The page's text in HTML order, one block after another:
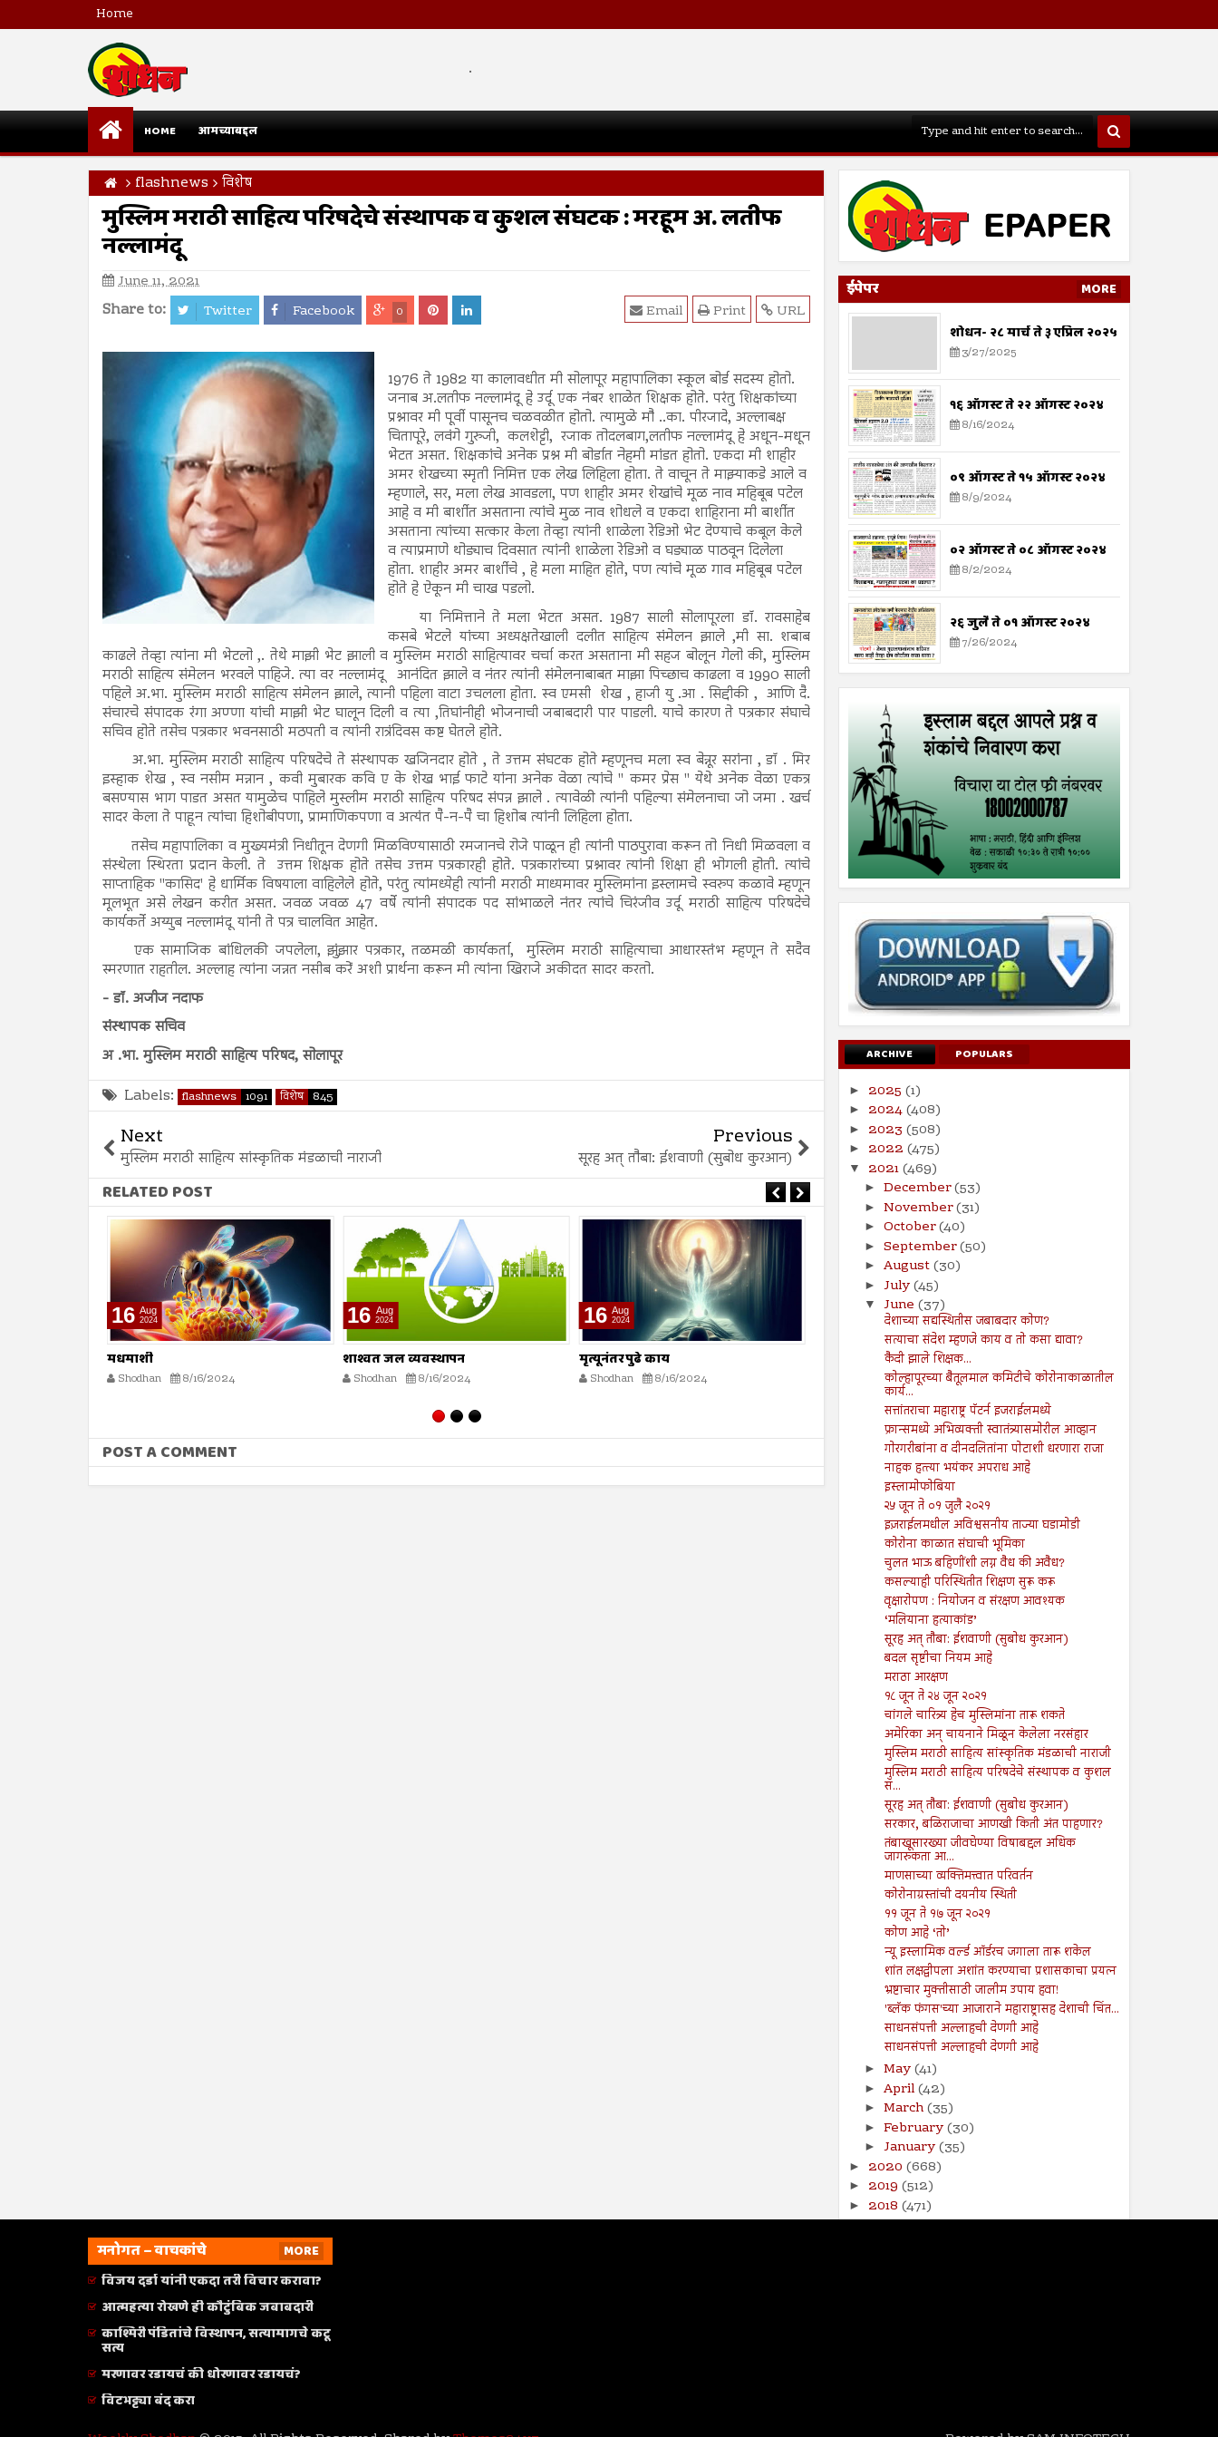
Home
.
HOME आमच्याबद्दल
flashnews विशेष
मुस्लिम मराठी साहित्य परिषदेचे संस्थापक व कुशल संघटक : मरहूम अ. लतीफ
नल्लामंदू
June 11, 2021
Share to: Twitter Facebook 0 URL
Print
Email
1976 ते 1982 या कालावधीत मी सोलापूर महापालिका स्कूल बोर्ड सदस्य होतो.
जनाब अ.लतीफ नल्लामंदू हे उर्दू एक नंबर शाळेत शिक्षक होते. परंतु शिक्षकांच्या
प्रश्नावर मी पूर्वी पासूनच चळवळीत होतो. त्यामुळे मौ ..का. पीरजादे, अल्लाबक्ष
चितापूरे, लवंगे गुरुजी, कलशेट्टी, रजाक तोदलबाग,लतीफ नल्लामंदू हे अधून-मधून
भेटत असत. शिक्षकांचे अनेक प्रश्न मी बोर्डात नेहमी मांडत होतो. एकदा मी शाहीर
अमर शेखच्या स्मृती निमित्त एक लेख लिहिला होता. ते वाचून ते माझ्याकडे आले व
म्हणाले, सर, मला लेख आवडला, पण शाहीर अमर शेखांचे मूळ नाव महिबूब पटेल
आहे व मी बार्शीत असताना त्यांचे मुळ नाव शोधले व एकदा शाहिराना मी बार्शीत
असताना त्यांच्या सत्कार केला तेव्हा त्यांनी शाळेला रेडिओ भेट देण्याचे कबूल केले
व त्याप्रमाणे थोड्याच दिवसात त्यांनी शाळेला रेडिओ व घड्याळ पाठवून दिलेला
होता. शाहीर अमर बार्शीचे , हे मला माहित होते, पण त्यांचे मूळ गाव महिबूब पटेल
होते हे ऐकून मी चाख पडलो.
या निमित्ताने ते मला भेटत असत. 1987 साली सोलापूरला डॉ. रावसाहेब
कसबे भेटले यांच्या अध्यक्षतेखाली दलीत साहित्य संमेलन झाले ,मी सा. शबाब
काढले तेव्हा त्यांना मी भेटलो ,. तेथे माझी भेट झाली व मुस्लिम मराठी साहित्यावर चर्चा करत असताना मी सहज बोलून गेलो की, मुस्लिम
मराठी साहित्य संमेलन भरवले पाहिजे. त्या वर नल्लामंदू आनंदित झाले व नंतर त्यांनी संमेलनाबाबत माझा पिच्छाच काढला व 1990 साली
पहिले अ.भा. मुस्लिम मराठी साहित्य संमेलन झाले, त्यानी पहिला वाटा उचलला होता. स्व एमसी शेख , हाजी यु .आ . सिद्दीकी , आणि दै.
संचारचे संपादक रंगा अण्णा यांची माझी भेट घालून दिली व त्या ,तिघांनीही भोजनाची जबाबदारी पार पाडली. याचे कारण ते पत्रकार संघाचे
सचिव होते तसेच पत्रकार भवनसाठी मठपती व त्यांनी रात्रंदिवस कष्ट घेतले होते.
अ.भा. मुस्लिम मराठी साहित्य परिषदेचे ते संस्थापक खजिनदार होते , ते उत्तम संघटक होते म्हणूनच मला स्व बेन्नूर सरांना , डॉ . मिर
इस्हाक शेख , स्व नसीम मन्नान , कवी मुबारक कवि ए के शेख भाई फाटे यांना अनेक वेळा त्यांचे " कमर प्रेस " येथे अनेक वेळा एकत्र
बसण्यास भाग पाडत असत यामुळेच पाहिले मुस्लीम मराठी साहित्य परिषद संपन्न झाले . त्यावेळी त्यांनी पहिल्या संमेलनाचा जो जमा . खर्च
सादर केला ते पाहून त्यांचा हिशोबीपणा, प्रामाणिकपणा व अत्यंत पै-न-पै चा हिशोब त्यांनी लिहिला होता.
तसेच महापालिका व मुख्यमंत्री निधीतून देणगी मिळविण्यासाठी रमजानचे रोजे पाळून ही त्यांनी पाठपुरावा करून तो निधी मिळवला व
संस्थेला स्थिरता प्रदान केली. ते उत्तम शिक्षक होते तसेच उत्तम पत्रकारही होते. पत्रकारांच्या प्रश्नावर त्यांनी शिक्षा ही भोगली होती. त्यांचे
साप्ताहिक "कासिद' हे धार्मिक विषयाला वाहिलेले होते, परंतु त्यांमध्येही त्यांनी मराठी माध्यमावर मुस्लिमांना इस्लामचे स्वरुप कळावे म्हणून
मूलभूत असे लेखन करीत असत. जवळ जवळ 47 वर्षे त्यांनी संपादक पद सांभाळले नंतर त्यांचे चिरंजीव उर्दू मराठी साहित्य परिषदेचे
कार्यकर्ते अय्युब नल्लामंदू यांनी ते पत्र चालवित आहेत.
एक सामाजिक बांधिलकी जपलेला, झुंझार पत्रकार, तळमळी कार्यकर्ता, मुस्लिम मराठी साहित्याचा आधारस्तंभ म्हणून ते सदैव
स्मरणात राहतील. अल्लाह त्यांना जन्नत नसीब करें अशी प्रार्थना करून मी त्यांना खिराजे अकीदत सादर करतो.
- डॉ. अजीज नदाफ
संस्थापक सचिव
अ .भा. मुस्लिम मराठी साहित्य परिषद, सोलापूर
Labels: flashnews 1091 विशेष 845
Next
मुस्लिम मराठी साहित्य सांस्कृतिक मंडळाची नाराजी
Previous
सूरह अत् तौबा: ईशवाणी (सुबोध कुरआन)
RELATED POST
16 Aug
2024
मधमाशी
Shodhan 8/16/2024
16 Aug
2024
शाश्वत जल व्यवस्थापन
Shodhan 8/16/2024
16 Aug
2024
मृत्यूनंतर पुढे काय
Shodhan 8/16/2024
भारतीय लोकशाहीचे भवितव्य काय?
8/16/2024 नैतिकतेची तोडफोड, निव्वळ
राजकारणामुळे जनसेवेचा
POST A COMMENT
ईपेपर MORE
शोधन- २८ मार्च ते ३ एप्रिल २०२५
3/27/2025
१६ ऑगस्ट ते २२ ऑगस्ट २०२४
8/16/2024
०९ ऑगस्ट ते १५ ऑगस्ट २०२४
8/9/2024
०२ ऑगस्ट ते ०८ ऑगस्ट २०२४
8/2/2024
२६ जुलै ते ०१ ऑगस्ट २०२४
7/26/2024
ARCHIVE POPULARS
► 2025 (1)
► 2024(408)
► 2023 (508)
► 2022 (475)
▼ 2021(469)
► December(53)
► November(31)
► October(40)
► September(50)
► August(30)
► July(45)
▼ June (37)
देशाच्या सद्यस्थितीस जबाबदार कोण?
सत्याचा संदेश म्हणजे काय व तो कसा द्यावा?
कैदी झाले शिक्षक...
कोल्हापूरच्या बैतूलमाल कमिटीचे कोरोनाकाळातील
कार्य...
सत्तांतराचा महाराष्ट्र पॅटर्न इजराईलमध्ये
फ्रान्समध्ये अभिव्यक्ती स्वातंत्र्यासमोरील आव्हान
गोरगरीबांना व दीनदलितांना पोटाशी धरणारा राजा
नाहक हत्त्या भयंकर अपराध आहे
इस्लामोफोबिया
२५ जून ते ०१ जुलै २०२१
इज़राईलमधील अविश्वसनीय ताज्या घडामोडी
कोरोना काळात संघाची भूमिका
चुलत भाऊ बहिणींशी लग्न वैध की अवैध?
कसल्याही परिस्थितीत शिक्षण सुरू करू
वृक्षारोपण : नियोजन व संरक्षण आवश्यक
‘मलियाना हत्याकांड’
सूरह अत् तौबा: ईशवाणी (सुबोध कुरआन)
बदल सृष्टीचा नियम आहे
मराठा आरक्षण
१८ जून ते २४ जून २०२१
चांगले चारित्र्य हेच मुस्लिमांना तारू शकते
अमेरिका अन् चायनाने मिळून केलेला नरसंहार
मुस्लिम मराठी साहित्य सांस्कृतिक मंडळाची नाराजी
मुस्लिम मराठी साहित्य परिषदेचे संस्थापक व कुशल
स...
सूरह अत् तौबा: ईशवाणी (सुबोध कुरआन)
सरकार, बळिराजाचा आणखी किती अंत पाहणार?
तंबाखूसारख्या जीवघेण्या विषाबद्दल अधिक
जागरुकता आ...
माणसाच्या व्यक्तिमत्त्वात परिवर्तन
कोरोनाग्रस्तांची दयनीय स्थिती
११ जून ते १७ जून २०२१
कोण आहे ‘तो’
न्यू इस्लामिक वर्ल्ड ऑर्डरच जगाला तारू शकेल
शांत लक्षद्वीपला अशांत करण्याचा प्रशासकाचा प्रयत्न
भ्रष्टाचार मुक्तीसाठी जालीम उपाय हवा!
'ब्लॅक फंगस'च्या आजाराने महाराष्ट्रासह देशाची चिंत...
साधनसंपत्ती अल्लाहची देणगी आहे
साधनसंपत्ती अल्लाहची देणगी आहे
► May(41)
► April(42)
► March(35)
► February(30)
► January(35)
► 2020 (668)
► 2019 (512)
► 2018 (471)
►2017(141)
मनोगत – वाचकांचे
MORE
विजय दर्डा यांनी एकदा तरी विचार करावा?
आत्महत्या रोखणे ही कौटुंबिक जबाबदारी
काश्मिरी पंडितांचे विस्थापन, सत्यामागचे कटू
सत्य
मरणावर रडायचं की धोरणावर रडायचं?
विटभट्ट्या बंद करा